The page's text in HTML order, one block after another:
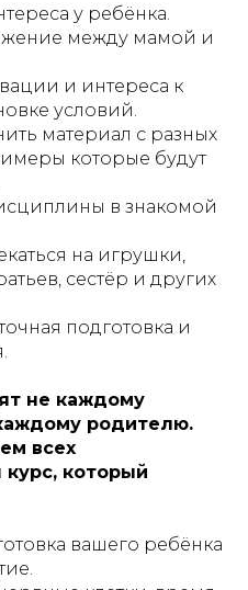
у ребёнка.
между мамой и
и интереса к
условий.
материал с разных
которые будут
в знакомой
на игрушки,
сестёр и других
подготовка и
не каждому
родителю.
всех
который
вашего ребёнка